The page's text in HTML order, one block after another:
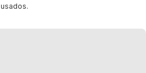
usados.